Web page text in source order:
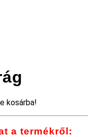
kosárba!
a termékről: